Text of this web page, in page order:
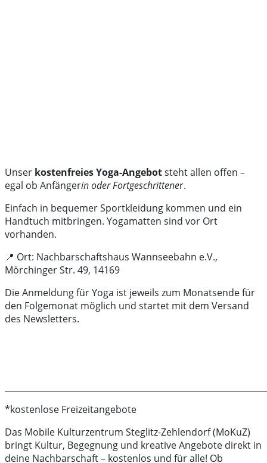
Unser kostenfreies Yoga-Angebotsteht allen offen –
egal ob Anfängerin oder Fortgeschrittener.
Einfach in bequemer Sportkleidung kommen und ein
Handtuch mitbringen. Yogamatten sind vor Ort
vorhanden.
📍 Ort: Nachbarschaftshaus Wannseebahn e.V.,
Mörchinger Str. 49, 14169
Die Anmeldung für Yoga ist jeweils zum Monatsende für
den Folgemonat möglich und startet mit dem Versand
des Newsletters.
*kostenlose Freizeitangebote
Das Mobile Kulturzentrum Steglitz-Zehlendorf (MoKuZ)
bringt Kultur, Begegnung und kreative Angebote direkt in
deine Nachbarschaft – kostenlos und für alle! Ob